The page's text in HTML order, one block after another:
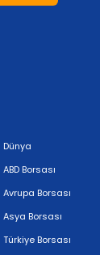
Dünya
ABD Borsası
Avrupa Borsası
Asya Borsası
Türkiye Borsası